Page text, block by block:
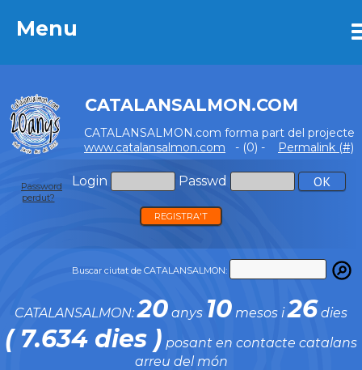
Menu
CATALANSALMON.COM
CATALANSALMON.com forma part del projecte
www.catalansalmon.com - (0) - Permalink (#)
Login Passwd
Password
perdut?
REGISTRA'T
Buscar ciutat de CATALANSALMON:
CATALANSALMON:20 anys 10 mesos i26 dies
( 7.634 dies ) posant en contacte catalans
arreu del món
Menu